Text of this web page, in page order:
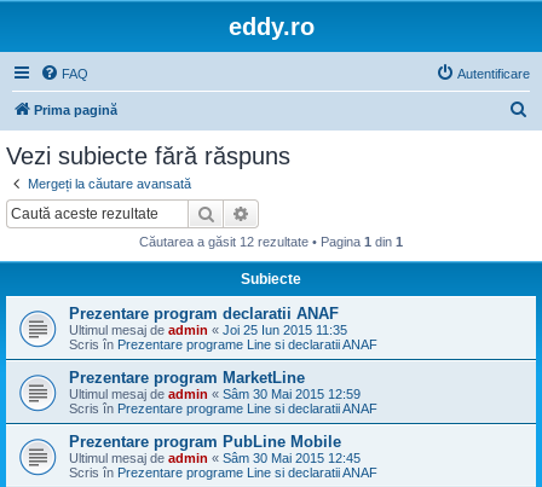
eddy.ro
FAQ Autentificare
Prima pagină
Vezi subiecte fără răspuns
Mergeți la căutare avansată
Căutare
Căutarea a găsit 12 rezultate • Pagina 1 din 1
Subiecte
Prezentare program declaratii ANAF
Ultimul mesaj de admin « Joi 25 Iun 2015 11:35
Scris în Prezentare programe Line si declaratii ANAF
Prezentare program MarketLine
Ultimul mesaj de admin « Sâm 30 Mai 2015 12:59
Scris în Prezentare programe Line si declaratii ANAF
Prezentare program PubLine Mobile
Ultimul mesaj de admin « Sâm 30 Mai 2015 12:45
Scris în Prezentare programe Line si declaratii ANAF